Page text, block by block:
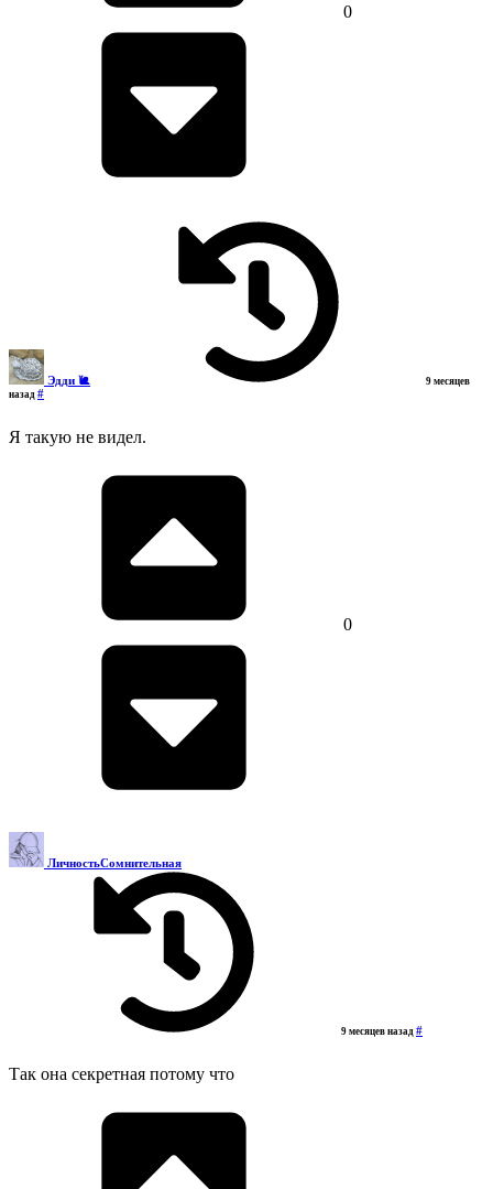
0
Эдди 🐌
9 месяцев
назад #
Я такую не видел.
0
ЛичностьСомнительная
9 месяцев назад #
Так она секретная потому что